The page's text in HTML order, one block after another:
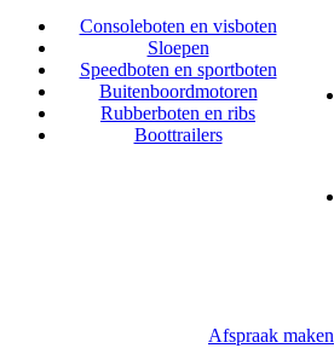
Afspraak maken
Consoleboten en visboten
Sloepen
Speedboten en sportboten
Buitenboordmotoren
Rubberboten en ribs
Boottrailers